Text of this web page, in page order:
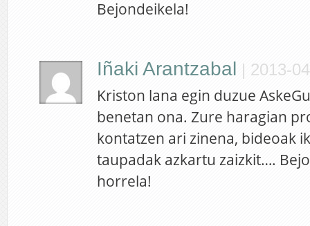
Bejondeikela!
Iñaki Arantzabal | 2013-
Kriston lana egin duzue
benetan ona. Zure haragian
kontatzen ari zinena, bideoak
taupadak azkartu zaizkit….
horrela!